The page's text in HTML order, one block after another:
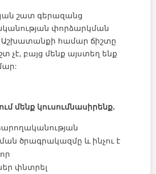
շատ գերազանց
փորձարկման
Աշխատանքի համար ճիշտը
չէ, բայց մենք այստեղ ենք
մենք կուսումնասիրենք.
ծրագրակազմը և ինչու է
փնտրել